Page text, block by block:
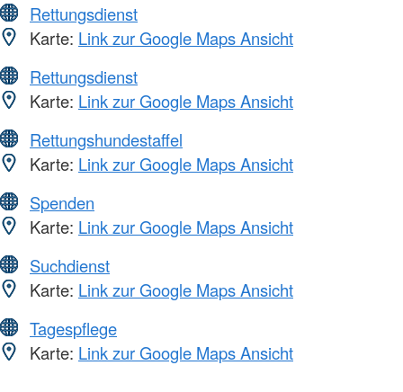
Rettungsdienst
Karte: Link zur Google Maps Ansicht
Rettungsdienst
Karte: Link zur Google Maps Ansicht
Rettungshundestaffel
Karte: Link zur Google Maps Ansicht
Spenden
Karte: Link zur Google Maps Ansicht
Suchdienst
Karte: Link zur Google Maps Ansicht
Tagespflege
Karte: Link zur Google Maps Ansicht